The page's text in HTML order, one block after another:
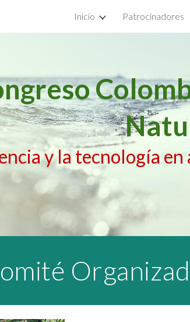
Inicio Patrocinadores
y la tecnología